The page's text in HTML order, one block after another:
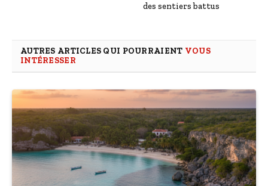
des sentiers battus
AUTRES ARTICLES QUI POURRAIENT VOUS
INTÉRESSER